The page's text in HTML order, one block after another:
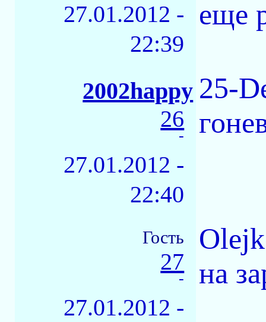
27.01.2012 -
22:39
еще
2002happy
26
-
27.01.2012 -
22:40
25-
Гость
27
-
27.01.2012 -
на